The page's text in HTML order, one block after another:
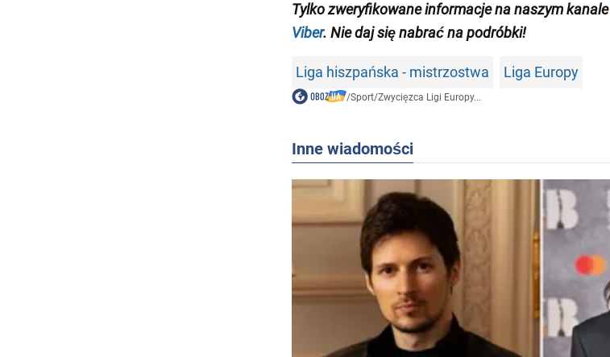
Tylko zweryfikowane informacje na naszym kanale
Viber. Nie daj się nabrać na podróbki!
Liga hiszpańska - mistrzostwa Liga Europy
/Sport/Zwycięzca Ligi Europy...
Inne wiadomości